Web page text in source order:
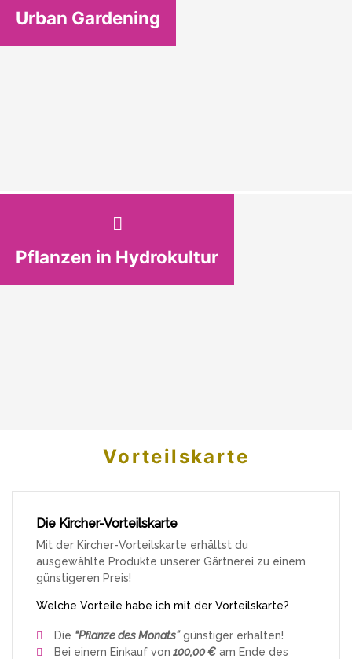
Urban Gardening
Pflanzen in Hydrokultur
Vorteilskarte
Die Kircher-Vorteilskarte
Mit der Kircher-Vorteilskarte erhältst du
ausgewählte Produkte unserer Gärtnerei zu einem
günstigeren Preis!
Welche Vorteile habe ich mit der Vorteilskarte?
Die “Pflanze des Monats”günstiger erhalten!
Bei einem Einkauf von 100,00 € am Ende des